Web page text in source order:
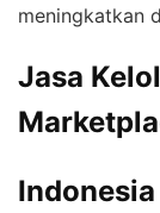
meningkatkan
Jasa
Indonesia